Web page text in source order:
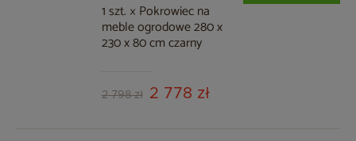
1 szt. × Pokrowiec na
meble ogrodowe 280 x
230 x 80 cm czarny
2 798 zł 2 778 zł